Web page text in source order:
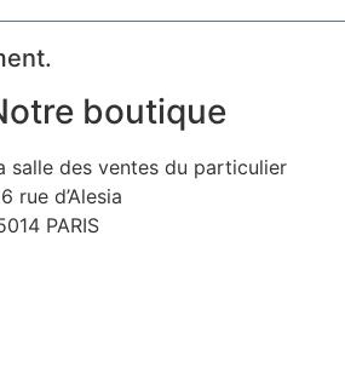
boutique
salle des ventes du particulier
rue d’Alesia
PARIS